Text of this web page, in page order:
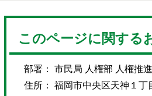
このページに関する
部署： 市民局 人権部 人権推
住所： 福岡市中央区天神１丁